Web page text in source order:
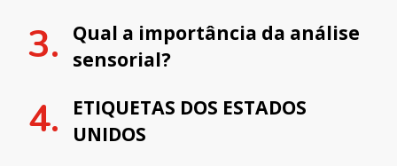
Qual a importância da análise
sensorial?
ETIQUETAS DOS ESTADOS
UNIDOS